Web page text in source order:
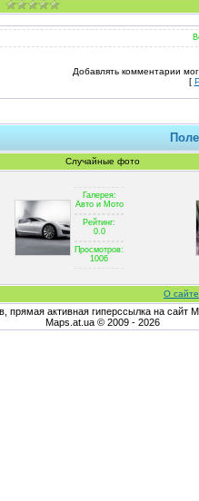
Добавлять комментарии
[
Случайные фото
Галерея:
Авто и Мото
Рейтинг:
0.0
Просмотров:
1006
О
прямая активная гиперссылка на сайт
Maps.at.ua © 2009 - 2026